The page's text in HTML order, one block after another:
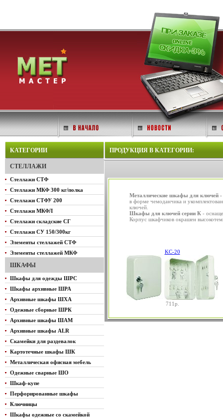
КАТЕГОРИИ
СТЕЛЛАЖИ
Стеллажи СТФ
Стеллажи МКФ 300 кг/полка
Стеллажи СТФУ 200
Стеллажи МКФЛ
Стеллажи складские СГ
Стеллажи СУ 150/300кг
Элементы стеллажей СТФ
Элементы стеллажей МКФ
ШКАФЫ
Шкафы для одежды ШРС
Шкафы архивные ШРА
Архивные шкафы ШХА
Одежные сборные ШРК
Архивные шкафы ШАМ
Архивные шкафы ALR
Скамейки для раздевалок
Картотечные шкафы ШК
Металлическая офисная мебель
Одежные сварные ШО
Шкаф-купе
Перфорированные шкафы
Ключницы
Шкафы одежные со скамейкой
ПРОДУКЦИЯ В КАТЕГОРИИ:
Металлические шкафы для ключей
в форме чемоданчика и
ключей.
Шкафы для ключей серии К -
Корпус шкафчиков окрашен
KС-20
711р.